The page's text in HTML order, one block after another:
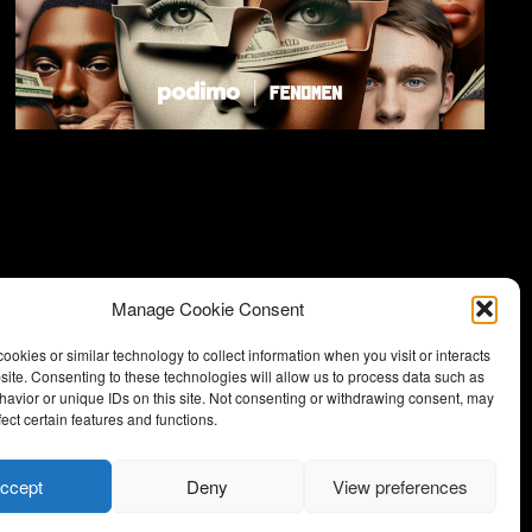
Manage Cookie Consent
or similar technology to collect information when you visit or interacts
Consenting to these technologies will allow us to process data such as
or unique IDs on this site. Not consenting or withdrawing consent, may
certain features and functions.
Deny View preferences
Nyhetsbrev